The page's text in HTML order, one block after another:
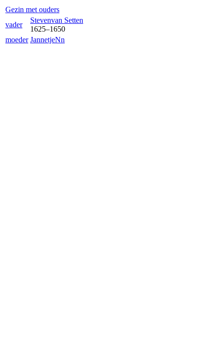
Gezin met ouders
vader
Stevenvan Setten
1625–1650
moeder JannetjeNn